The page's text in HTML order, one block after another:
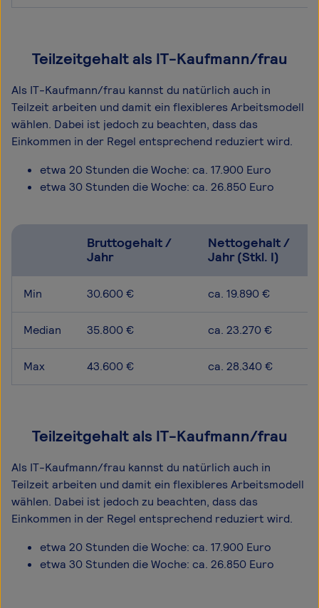
Teilzeitgehalt als IT-Kaufmann/frau
Als IT-Kaufmann/frau kannst du natürlich auch in
Teilzeit arbeiten und damit ein flexibleres Arbeitsmodell
wählen. Dabei ist jedoch zu beachten, dass das
Einkommen in der Regel entsprechend reduziert wird.
etwa 20 Stunden die Woche: ca. 17.900 Euro
etwa 30 Stunden die Woche: ca. 26.850 Euro
Bruttogehalt /
Jahr
Nettogehalt /
Jahr (Stkl. I)
Min 30.600 € ca. 19.890 €
Median 35.800 € ca. 23.270 €
Max 43.600 € ca. 28.340 €
Teilzeitgehalt als IT-Kaufmann/frau
Als IT-Kaufmann/frau kannst du natürlich auch in
Teilzeit arbeiten und damit ein flexibleres Arbeitsmodell
wählen. Dabei ist jedoch zu beachten, dass das
Einkommen in der Regel entsprechend reduziert wird.
etwa 20 Stunden die Woche: ca. 17.900 Euro
etwa 30 Stunden die Woche: ca. 26.850 Euro